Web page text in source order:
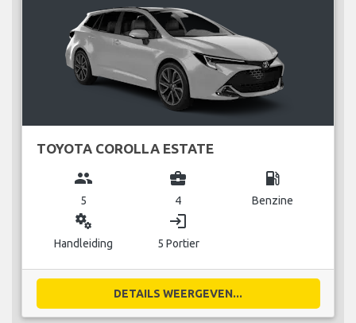
TOYOTA COROLLA ESTATE
group
5
business_center
4
local_gas_station
Benzine
miscellaneous_services
Handleiding
login
5 Portier
DETAILS WEERGEVEN...